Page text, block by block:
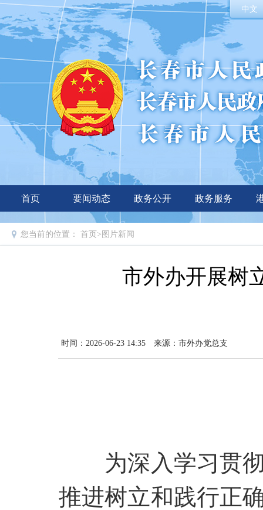
中文
首页 要闻动态 政务公开 政务服务
您当前的位置： 首页 > 图片新闻
市外办开展树
时间：2026-06-23 14:35 来源：市外办党总支
为深入学习贯
推进树立和践行正